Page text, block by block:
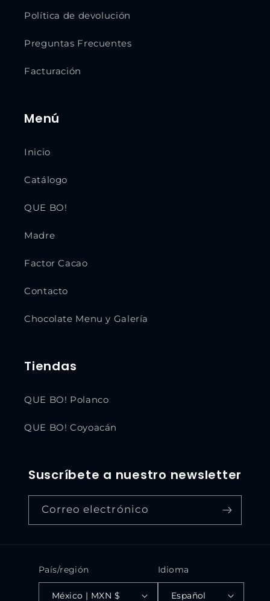
Política de devolución
Preguntas Frecuentes
Facturación
Menú
Inicio
Catálogo
QUE BO!
Madre
Factor Cacao
Contacto
Chocolate Menu y Galería
Tiendas
QUE BO! Polanco
QUE BO! Coyoacán
Suscríbete a nuestro newsletter
Correo electrónico
País/región
México | MXN $
Idioma
Español